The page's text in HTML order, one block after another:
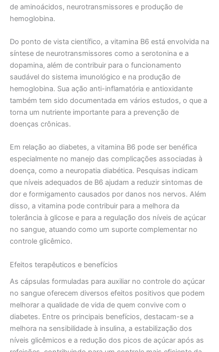
de aminoácidos, neurotransmissores e produção de
hemoglobina.
Do ponto de vista científico, a vitamina B6 está envolvida na
síntese de neurotransmissores como a serotonina e a
dopamina, além de contribuir para o funcionamento
saudável do sistema imunológico e na produção de
hemoglobina. Sua ação anti-inflamatória e antioxidante
também tem sido documentada em vários estudos, o que a
torna um nutriente importante para a prevenção de
doenças crônicas.
Em relação ao diabetes, a vitamina B6 pode ser benéfica
especialmente no manejo das complicações associadas à
doença, como a neuropatia diabética. Pesquisas indicam
que níveis adequados de B6 ajudam a reduzir sintomas de
dor e formigamento causados por danos nos nervos. Além
disso, a vitamina pode contribuir para a melhora da
tolerância à glicose e para a regulação dos níveis de açúcar
no sangue, atuando como um suporte complementar no
controle glicêmico.
Efeitos terapêuticos e benefícios
As cápsulas formuladas para auxiliar no controle do açúcar
no sangue oferecem diversos efeitos positivos que podem
melhorar a qualidade de vida de quem convive com o
diabetes. Entre os principais benefícios, destacam-se a
melhora na sensibilidade à insulina, a estabilização dos
níveis glicêmicos e a redução dos picos de açúcar após as